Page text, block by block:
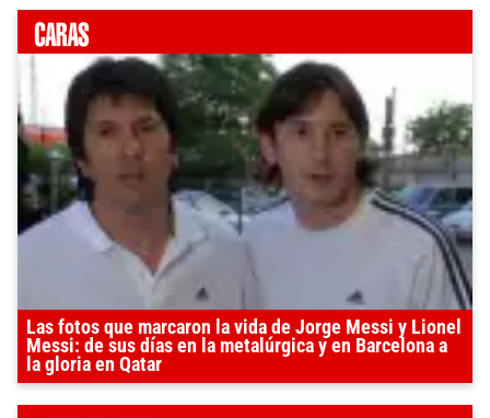
Las fotos que marcaron la vida de Jorge Messi y Lionel
Messi: de sus días en la metalúrgica y en Barcelona a
la gloria en Qatar